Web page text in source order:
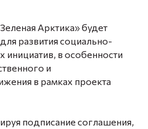
Арктика» будет
развития социально-
инициатив, в особенности
и
в рамках проекта
подписание соглашения,